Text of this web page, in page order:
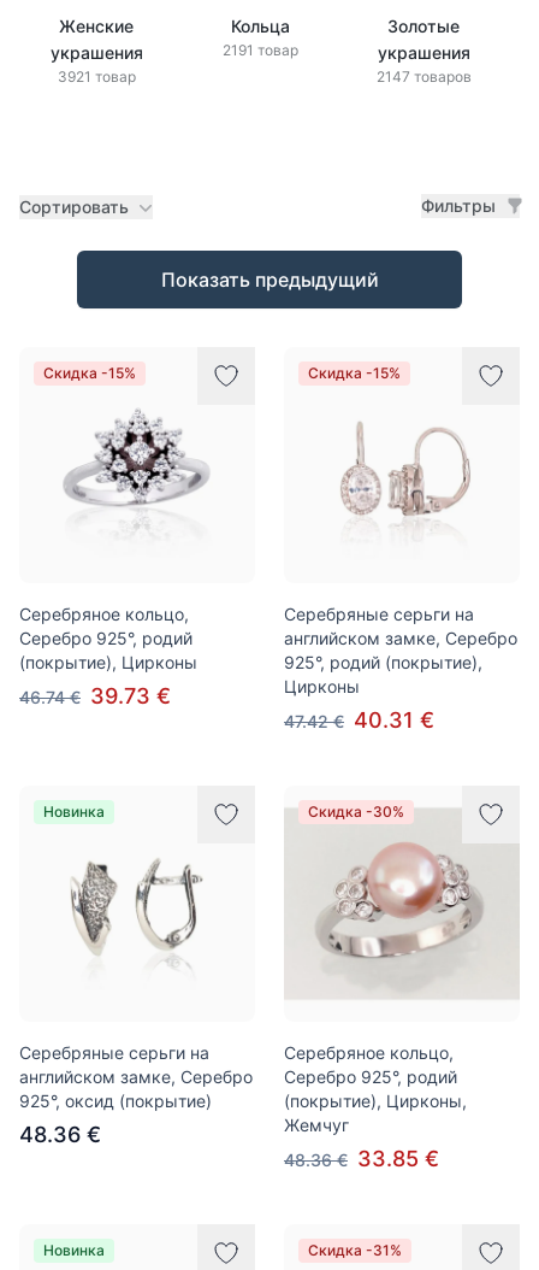
Женские
украшения
3921 товар
Кольца
2191 товар
Золотые
украшения
2147 товаров
Сортировать Фильтры
Товары
Показать предыдущий
Скидка -15%
Серебряное кольцо,
Серебро 925°, родий
(покрытие), Цирконы
46.74 € 39.73 €
Скидка -15%
Серебряные серьги на
английском замке, Серебро
925°, родий (покрытие),
Цирконы
47.42 € 40.31 €
Новинка
Серебряные серьги на
английском замке, Серебро
925°, оксид (покрытие)
48.36 €
Скидка -30%
Серебряное кольцо,
Серебро 925°, родий
(покрытие), Цирконы,
Жемчуг
48.36 € 33.85 €
Новинка Скидка -31%